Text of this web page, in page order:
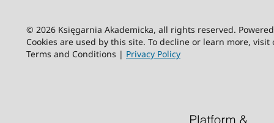
© 2026 Księgarnia Akademicka, all rights reserved.
Cookies are used by this site. To decline or learn more,
Terms and Conditions | Privacy Policy